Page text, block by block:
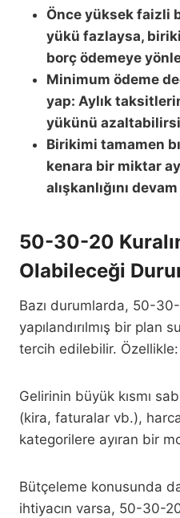
Önce yüksek faizli
yükü fazlaysa,
borç ödemeye
Minimum ödeme
yap: Aylık
yükünü
Birikimi tamamen
kenara bir miktar
alışkanlığını
50-30-20
Olabileceği
Bazı durumlarda, 50-
yapılandırılmış bir plan
tercih edilebilir. Özellikle:
Gelirinin büyük kısmı
(kira, faturalar vb.),
kategorilere ayıran bir
Bütçeleme konusunda
ihtiyacın varsa, 50-30-